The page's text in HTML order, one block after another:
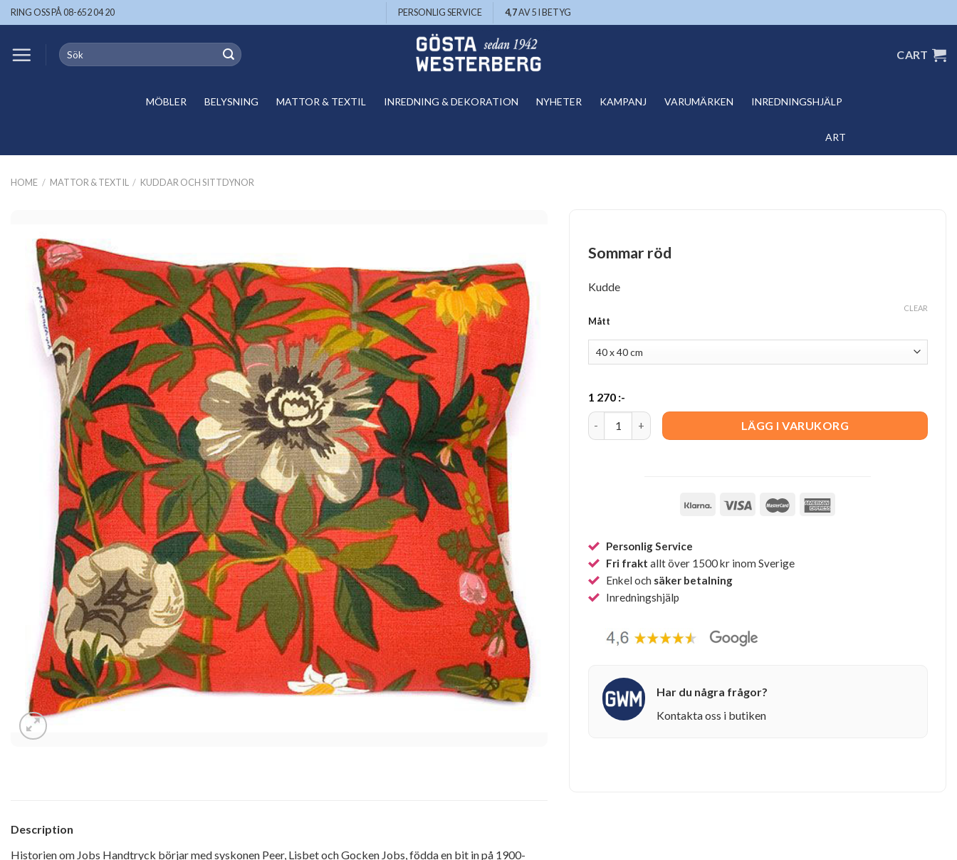
Skip
to
RING OSS PÅ 08-652 04 20 PERSONLIG SERVICE 4,7AV 5 I BETYG
Search
for:
CART
MÖBLER BELYSNING MATTOR & TEXTIL INREDNING & DEKORATION NYHETER KAMPANJ VARUMÄRKEN INREDNINGSHJÄLP
ART
HOME / MATTOR & TEXTIL / KUDDAR OCH SITTDYNOR
Description
Historien om Jobs Handtryck börjar med syskonen Peer, Lisbet och Gocken Jobs, födda en bit in på 1900-
Sommar röd
Kudde
Mått
CLEAR
1 270 :-
Sommar röd quantity LÄGG I VARUKORG
Personlig Service
Fri frakt allt över 1500 kr inom Sverige
Enkel och säker betalning
Inredningshjälp
Har du några frågor?
Kontakta oss i butiken